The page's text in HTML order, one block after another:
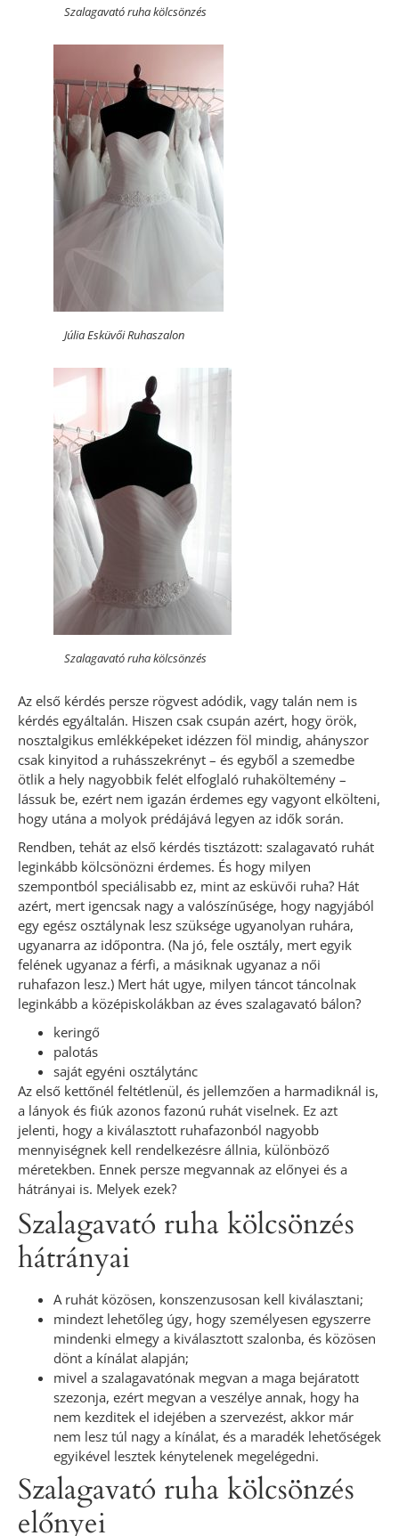
Szalagavató ruha kölcsönzés
Júlia Esküvői Ruhaszalon
Szalagavató ruha kölcsönzés
Az első kérdés persze rögvest adódik, vagy talán nem is
kérdés egyáltalán. Hiszen csak csupán azért, hogy örök,
nosztalgikus emlékképeket idézzen föl mindig, ahányszor
csak kinyitod a ruhásszekrényt – és egyből a szemedbe
ötlik a hely nagyobbik felét elfoglaló ruhaköltemény –
lássuk be, ezért nem igazán érdemes egy vagyont elkölteni,
hogy utána a molyok prédájává legyen az idők során.
Rendben, tehát az első kérdés tisztázott: szalagavató ruhát
leginkább kölcsönözni érdemes. És hogy milyen
szempontból speciálisabb ez, mint az esküvői ruha? Hát
azért, mert igencsak nagy a valószínűsége, hogy nagyjából
egy egész osztálynak lesz szüksége ugyanolyan ruhára,
ugyanarra az időpontra. (Na jó, fele osztály, mert egyik
felének ugyanaz a férfi, a másiknak ugyanaz a női
ruhafazon lesz.) Mert hát ugye, milyen táncot táncolnak
leginkább a középiskolákban az éves szalagavató bálon?
keringő
palotás
saját egyéni osztálytánc
Az első kettőnél feltétlenül, és jellemzően a harmadiknál is,
a lányok és fiúk azonos fazonú ruhát viselnek. Ez azt
jelenti, hogy a kiválasztott ruhafazonból nagyobb
mennyiségnek kell rendelkezésre állnia, különböző
méretekben. Ennek persze megvannak az előnyei és a
hátrányai is. Melyek ezek?
Szalagavató ruha kölcsönzés
hátrányai
A ruhát közösen, konszenzusosan kell kiválasztani;
mindezt lehetőleg úgy, hogy személyesen egyszerre
mindenki elmegy a kiválasztott szalonba, és közösen
dönt a kínálat alapján;
mivel a szalagavatónak megvan a maga bejáratott
szezonja, ezért megvan a veszélye annak, hogy ha
nem kezditek el idejében a szervezést, akkor már
nem lesz túl nagy a kínálat, és a maradék lehetőségek
egyikével lesztek kénytelenek megelégedni.
Szalagavató ruha kölcsönzés
előnyei